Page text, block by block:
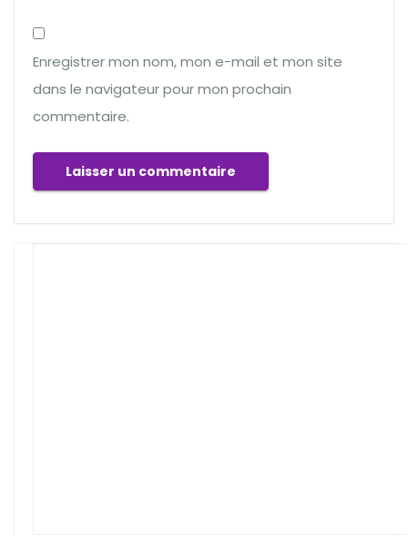
Enregistrer mon nom, mon e-mail et mon site
dans le navigateur pour mon prochain
commentaire.